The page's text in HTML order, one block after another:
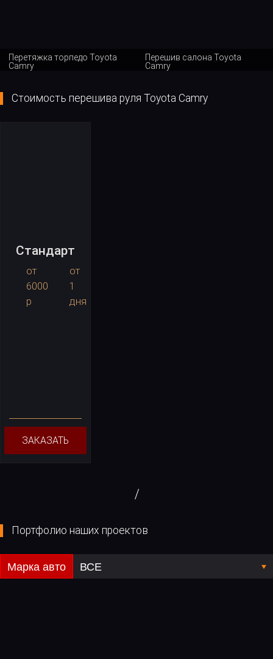
Перетяжка торпедо Toyota
Camry
Перешив салона Toyota
Camry
Стоимость перешива руля Toyota Camry
Стандарт
от
6000
р
от
1
дня
ЗАКАЗАТЬ
/
Портфолио наших проектов
Марка авто